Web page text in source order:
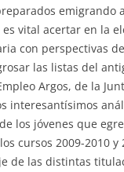
emigrando
vital acertar en la
con perspectivas
las listas del
Argos, de la
interesantísimos
los jóvenes que
cursos 2009-2010 y
de las distintas